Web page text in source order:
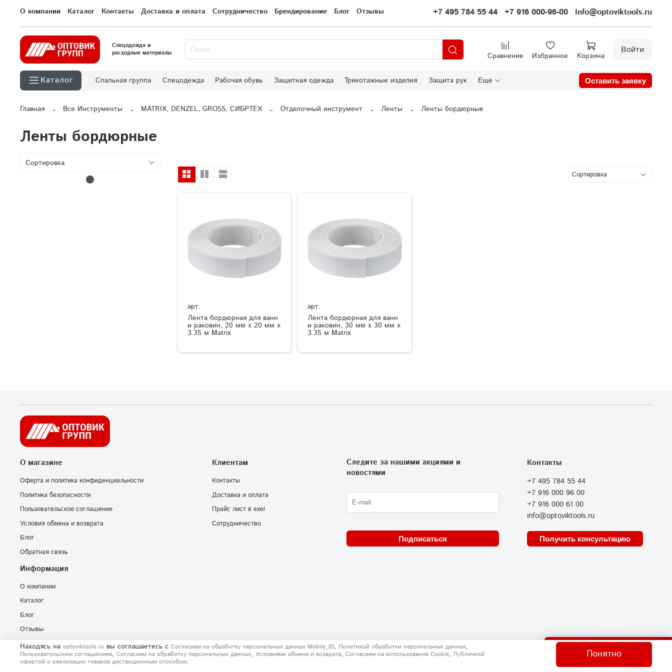
О компании Каталог Контакты Доставка и оплата Сотрудничество Брендирование Блог Отзывы +7 495 784 55 44 +7 916 000-96-00 Info@optoviktools.ru
Спецодежда и
расходные материалы
Сравнение Избранное Корзина
Войти
Каталог Спальная группа Спецодежда Рабочая обувь Защитная одежда Трикотажные изделия Защита рук Еще Оставить заявку
Главная Все Инструменты MATRIX, DENZEL, GROSS, СИБРТЕХ Отделочный инструмент Ленты Ленты бордюрные
Ленты бордюрные
арт.
Лента бордюрная для ванн
и раковин, 20 мм х 20 мм х
3.35 м Matrix
арт.
Лента бордюрная для ванн
и раковин, 30 мм х 30 мм х
3.35 м Matrix
О магазине
Оферта и политика конфиденциальности
Политика безопасности
Пользовательское соглашение
Условия обмена и возврата
Блог
Обратная связь
Клиентам
Контакты
Доставка и оплата
Прайс лист в exel
Сотрудничество
Информация
О компании
Каталог
Блог
Отзывы
Контакты
+7 495 784 55 44
+7 916 000 96 00
+7 916 000 61 00
info@optoviktools.ru
Получить консультацию
Следите за нашими акциями и
новостями
Подписаться
Находясь на optoviktools.ru вы соглашаетесь с Согласием на обработку персональных данных Mobile_ID, Политикой обработки персональных данных,
Пользовательским соглашением, Согласием на обработку персональных данных, Условиями обмена и возврата, Согласием на использование Сookie, Публичной
офертой о реализации товаров дистанционным способом.
Понятно
Отправить нам сообщение